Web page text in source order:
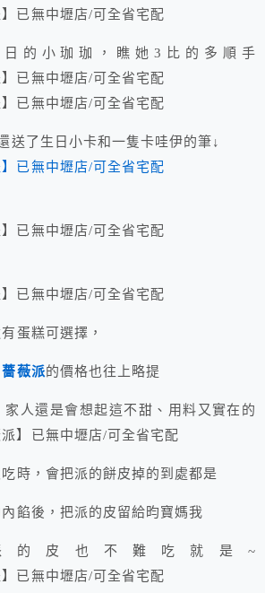
的小珈珈，瞧她3比的多順手
送了生日小卡和一隻卡哇伊的筆↓
蛋糕可選擇，
薔薇派的價格也往上略提
人還是會想起這不甜、用料又實在的
時，會把派的餅皮掉的到處都是
餡後，把派的皮留給昀寶媽我
的皮也不難吃就是~